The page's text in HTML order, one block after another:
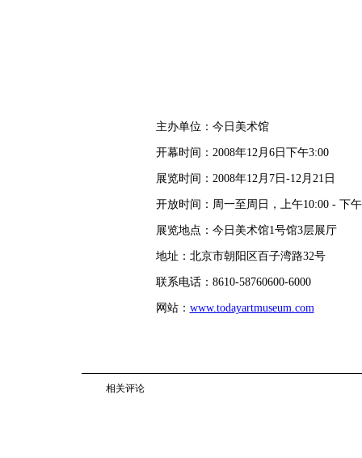
主办单位：今日美术馆
开幕时间：2008年12月6日下午3:00
展览时间：2008年12月7日-12月21日
开放时间：周一至周日，上午10:00 - 下
展览地点：今日美术馆1号馆3层展厅
地址：北京市朝阳区百子湾路32号
联系电话：8610-58760600-6000
网站： www.todayartmuseum.com
相关评论